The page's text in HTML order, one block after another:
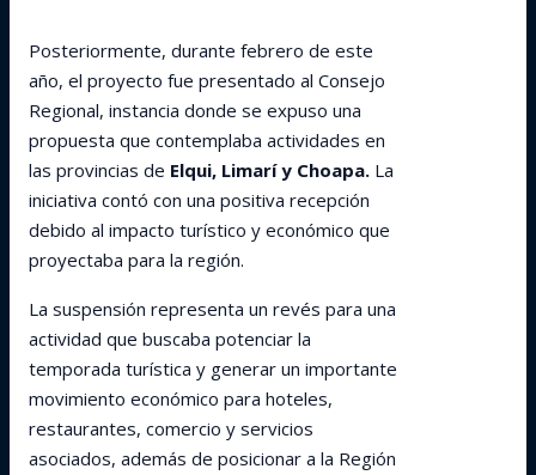
Posteriormente, durante febrero de este
año, el proyecto fue presentado al Consejo
Regional, instancia donde se expuso una
propuesta que contemplaba actividades en
las provincias de Elqui, Limarí y Choapa. La
iniciativa contó con una positiva recepción
debido al impacto turístico y económico que
proyectaba para la región.
La suspensión representa un revés para una
actividad que buscaba potenciar la
temporada turística y generar un importante
movimiento económico para hoteles,
restaurantes, comercio y servicios
asociados, además de posicionar a la Región